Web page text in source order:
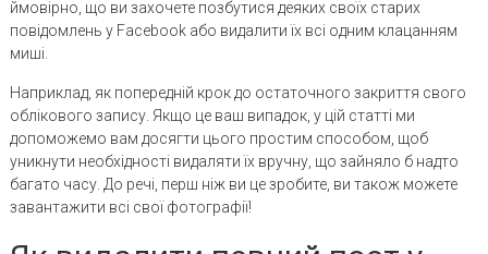
ймовірно, що ви захочете позбутися деяких своїх старих
повідомлень у Facebook або видалити їх всі одним клацанням
миші.
Наприклад, як попередній крок до остаточного закриття свого
облікового запису. Якщо це ваш випадок, у цій статті ми
допоможемо вам досягти цього простим способом, щоб
уникнути необхідності видаляти їх вручну, що зайняло б надто
багато часу. До речі, перш ніж ви це зробите, ви також можете
завантажити всі свої фотографії!